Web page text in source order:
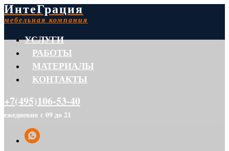
ИнтеГрация
мебельная компания
УСЛУГИ
РАБОТЫ
МАТЕРИАЛЫ
КОНТАКТЫ
+7(495)106-53-40
ежедневно с 09 до 21